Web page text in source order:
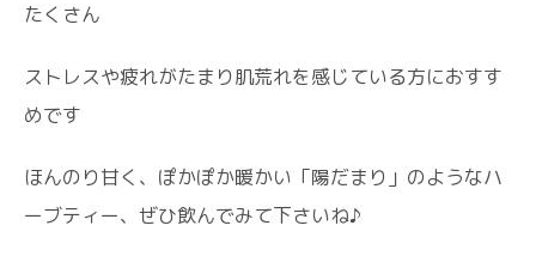
たくさん
ストレスや疲れがたまり肌荒れを感じている方におすす
めです
ほんのり甘く、ぽかぽか暖かい「陽だまり」のようなハ
ーブティー、ぜひ飲んでみて下さいね♪